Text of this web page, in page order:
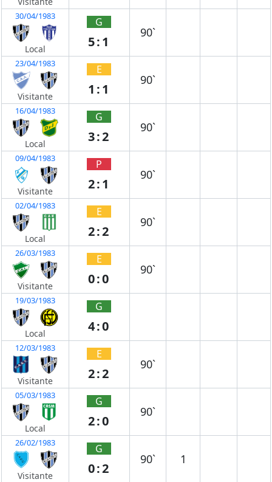
30/04/1983
Local
G
5:1
90`
23/04/1983
Visitante
E
1:1
90`
16/04/1983
Local
G
3:2
90`
09/04/1983
Visitante
P
2:1
90`
02/04/1983
Local
E
2:2
90`
26/03/1983
Visitante
E
0:0
90`
19/03/1983
Local
G
4:0
12/03/1983
Visitante
E
2:2
90`
05/03/1983
Local
G
2:0
90`
26/02/1983
Visitante
G
0:2
90` 1